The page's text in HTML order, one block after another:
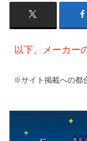
以下、メーカー
※サイト掲載への都